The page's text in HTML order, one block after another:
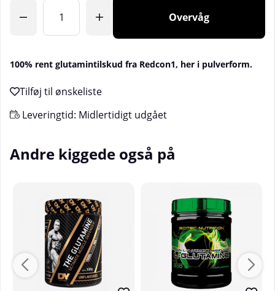
Overvåg
100% rent glutamintilskud fra Redcon1, her i pulverform.
Leveringtid: Midlertidigt udgået
Andre kiggede også på